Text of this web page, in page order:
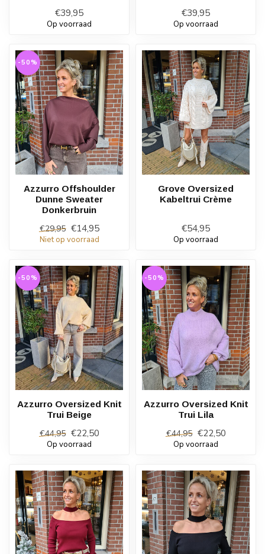
€39,95
Op voorraad
€39,95
Op voorraad
-50%
Azzurro Offshoulder
Dunne Sweater
Donkerbruin
€29,95 €14,95
Niet op voorraad
Grove Oversized
Kabeltrui Crème
€54,95
Op voorraad
-50%
Azzurro Oversized Knit
Trui Beige
€44,95 €22,50
Op voorraad
-50%
Azzurro Oversized Knit
Trui Lila
€44,95 €22,50
Op voorraad